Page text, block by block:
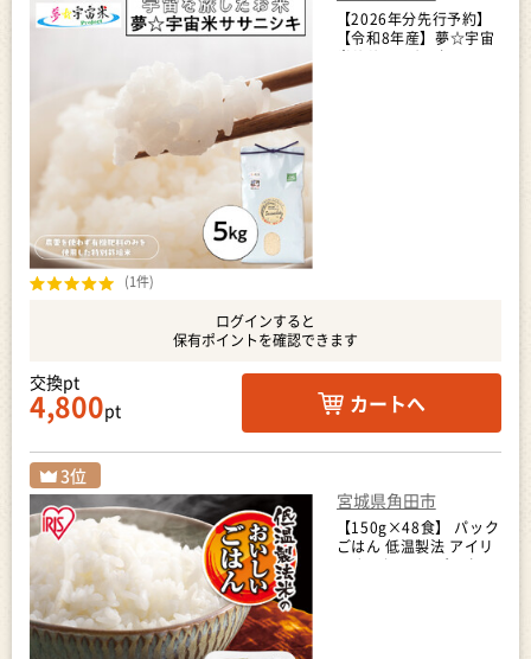
(1件)
【2026年分先行予約】
【令和8年産】夢☆宇宙
米ササニシキ 5kg～宇
ログインすると
保有ポイントを確認できます
交換pt
4,800pt カートへ
宮城県角田市
【150g×48食】 パック
ごはん 低温製法 アイリ
スオーヤマ ｜ パックご